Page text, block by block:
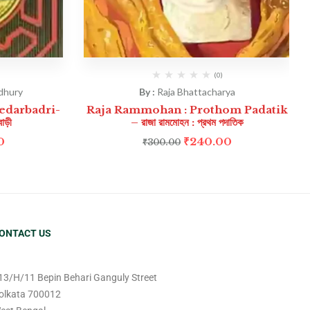
(0)
By : Raja Bhattacharya
Raja Rammohan : Prothom Padatik
– রাজা রামমোহন : প্রথম পদাতিক
₹300.00 ₹240.00
US
H/11 Bepin Behari Ganguly Street
700012